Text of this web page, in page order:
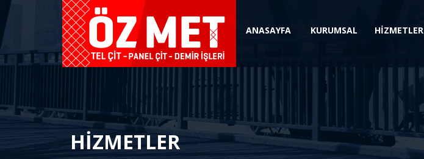
ANASAYFA KURUMSAL HİZMETLER
HİZMETLER